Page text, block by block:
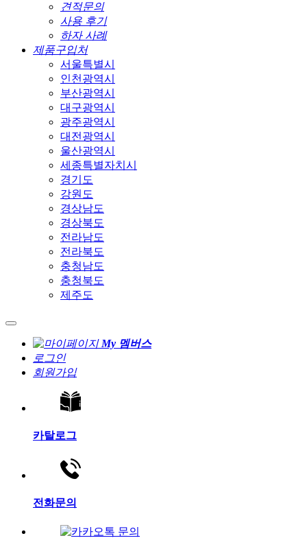
견적문의
사용 후기
하자 사례
제품구입처
서울특별시
인천광역시
부산광역시
대구광역시
광주광역시
대전광역시
울산광역시
세종특별자치시
경기도
강원도
경상남도
경상북도
전라남도
전라북도
충청남도
충청북도
제주도
My 멤버스
로그인
회원가입
카탈로그
전화문의